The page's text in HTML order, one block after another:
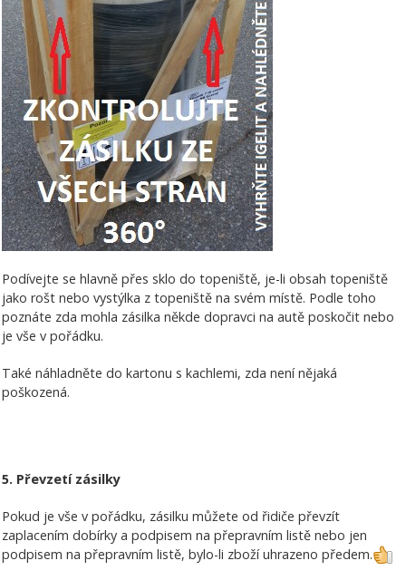
Podívejte se hlavně přes sklo do topeniště, je-li obsah topeniště
jako rošt nebo vystýlka z topeniště na svém místě. Podle toho
poznáte zda mohla zásilka někde dopravci na autě poskočit nebo
je vše v pořádku.
Také náhladněte do kartonu s kachlemi, zda není nějaká
poškozená.
5. Převzetí zásilky
Pokud je vše v pořádku, zásilku můžete od řidiče převzít
zaplacením dobírky a podpisem na přepravním listě nebo jen
podpisem na přepravním listě, bylo-li zboží uhrazeno předem.